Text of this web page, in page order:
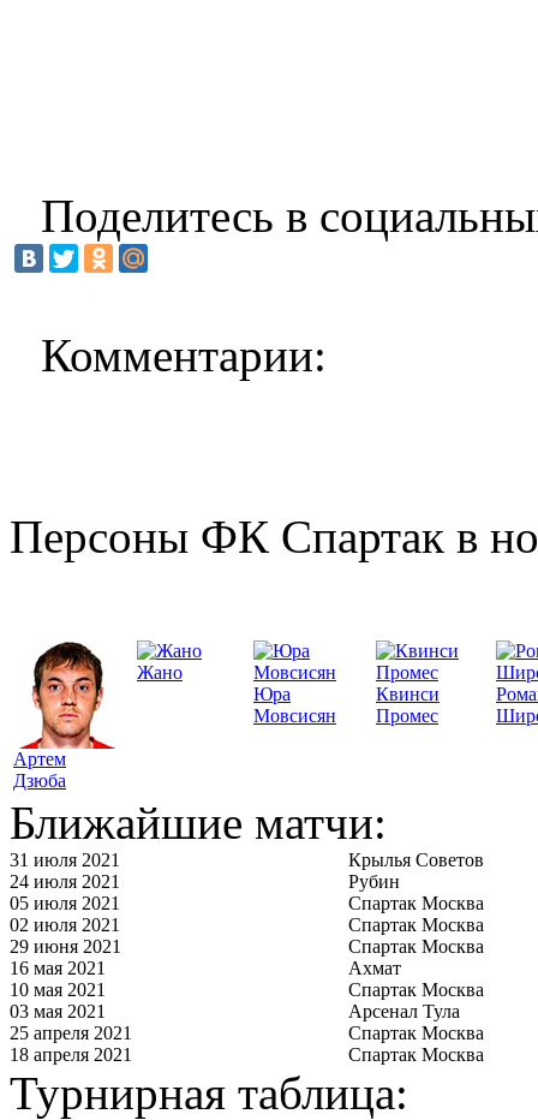
Поделитесь в
Комментарии:
Персоны ФК Спартак в
Артем
Дзюба
Жано
Юра
Мовсисян
Квинси
Промес
Ближайшие матчи:
31 июля 2021
Крылья Советов
24 июля 2021
Рубин
05 июля 2021
Спартак Москва
02 июля 2021
Спартак Москва
29 июня 2021
Спартак Москва
16 мая 2021
Ахмат
10 мая 2021
Спартак Москва
03 мая 2021
Арсенал Тула
25 апреля 2021
Спартак Москва
18 апреля 2021
Спартак Москва
Турнирная таблица: